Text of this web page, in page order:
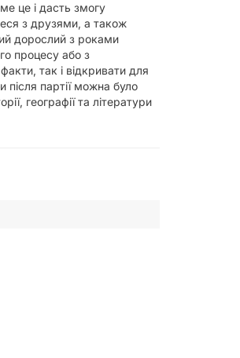
це і дасть змогу
з друзями, а також
дорослий з роками
процесу або з
так і відкривати для
партії можна було
географії та літератури